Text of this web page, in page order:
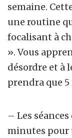
semaine.
une routine
focalisant à
». Vous
désordre et à
prendra que
– Les
minutes pour